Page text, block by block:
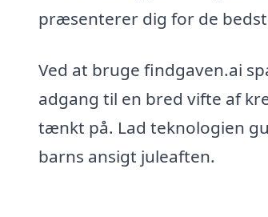
præsenterer dig for de
Ved at bruge findgaven.ai
adgang til en bred vifte af
tænkt på. Lad teknologien
barns ansigt juleaften.